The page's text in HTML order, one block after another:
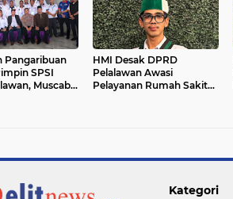
Pangaribuan
SPSI
Muscab
HMI Desak DPRD
Pelalawan Awasi
Pelayanan Rumah Sakit
Kategori